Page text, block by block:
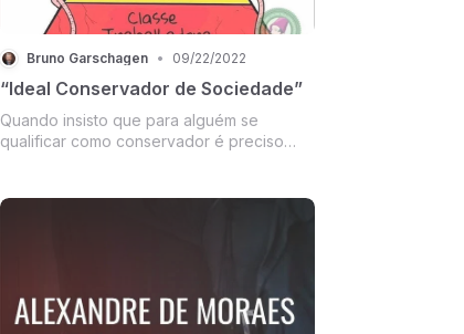
Bruno Garschagen • 09/22/2022
“Ideal Conservador de Sociedade”
Quando insisto que para alguém se
qualificar como conservador é preciso
criticá-lo ou satirizá-lo.